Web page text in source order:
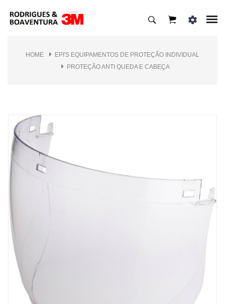
HOME
EPI'S EQUIPAMENTOS DE PROTEÇÃO INDIVIDUAL
PROTEÇÃO ANTI QUEDA E CABEÇA